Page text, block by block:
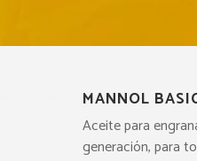
MANNOL
Aceite para
generación, para